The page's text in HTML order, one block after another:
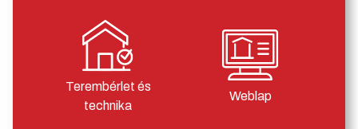
Terembérlet és
technika
Weblap